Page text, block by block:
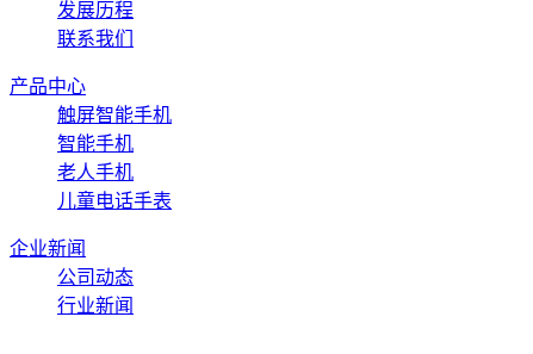
发展历程
联系我们
产品中心
触屏智能手机
智能手机
老人手机
儿童电话手表
企业新闻
公司动态
行业新闻